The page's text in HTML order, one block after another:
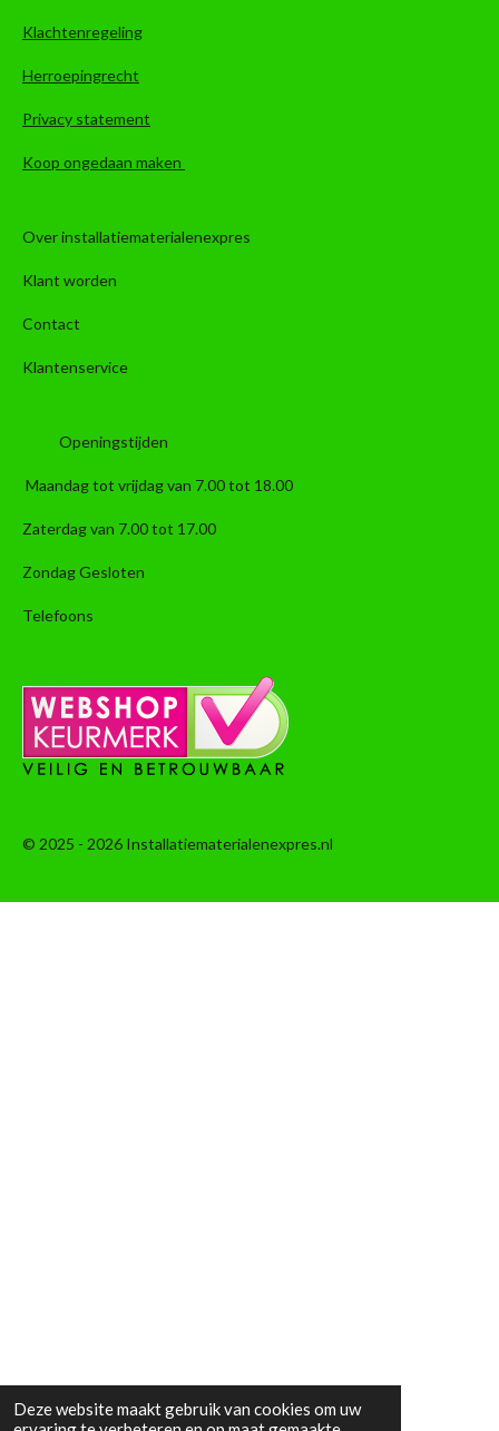
Deze website maakt gebruik van cookies om uw
Klachtenregeling
Herroepingrecht
Privacy statement
Koop ongedaan maken
Over installatiematerialenexpres
Klant worden
Contact
Klantenservice
Openingstijden
Maandag tot vrijdag van 7.00 tot 18.00
Zaterdag van 7.00 tot 17.00
Zondag Gesloten
Telefoons
© 2025 - 2026 Installatiematerialenexpres.nl